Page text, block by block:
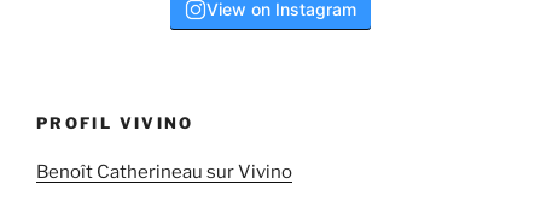
View on Instagram
PROFIL VIVINO
Benoît Catherineau sur Vivino